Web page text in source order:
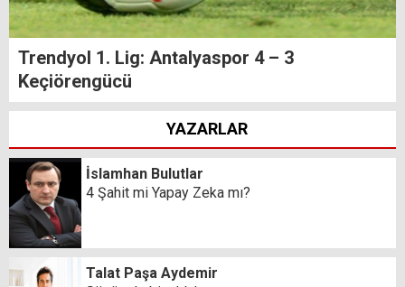
Trendyol 1. Lig: Antalyaspor 4 – 3
Keçiörengücü
YAZARLAR
İslamhan Bulutlar
4 Şahit mi Yapay Zeka mı?
Talat Paşa Aydemir